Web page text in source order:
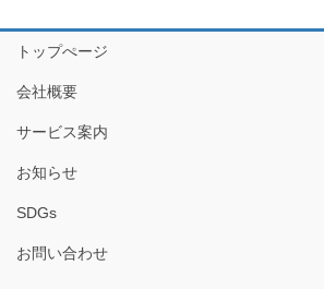
トップぺージ
会社概要
サービス案内
お知らせ
SDGs
お問い合わせ